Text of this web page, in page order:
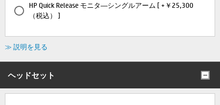
HP Quick Release モニタ―シングルアーム [ +￥25,300
（税込） ]
≫ 説明を見る
ヘッドセット